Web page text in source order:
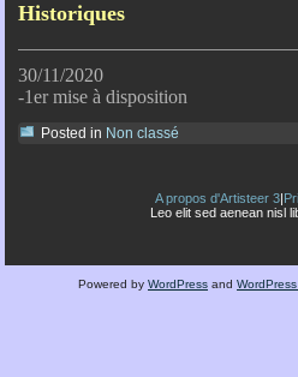
Historiques
30/11/2020
-1er mise à disposition
Posted in Non classé
A propos d'Artisteer 3|
Leo elit sed aenean nisl
Powered by WordPress and